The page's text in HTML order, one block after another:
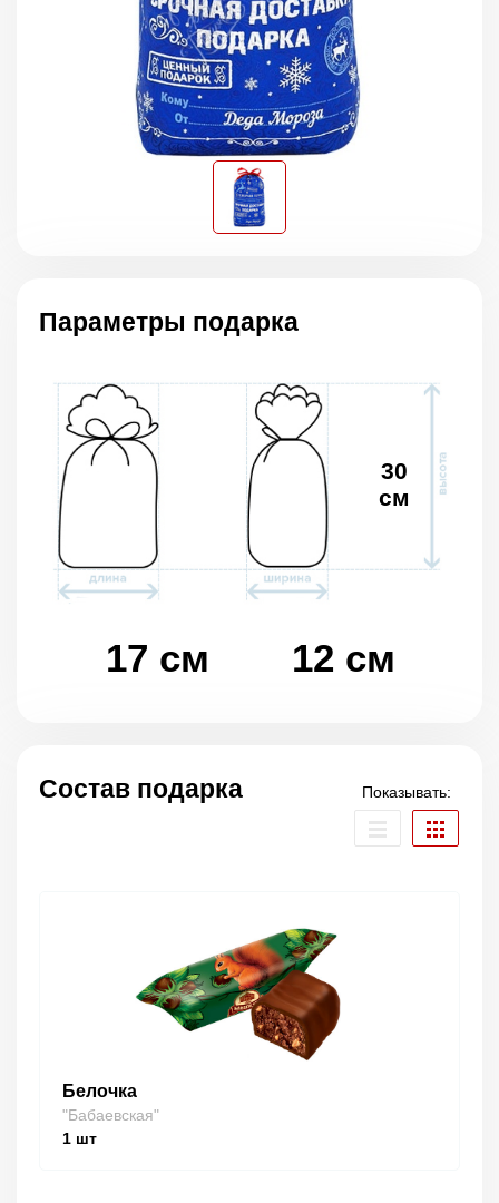
Параметры подарка
17 см 12 см
30
см
Состав подарка Показывать:
Белочка
"Бабаевская"
1 шт